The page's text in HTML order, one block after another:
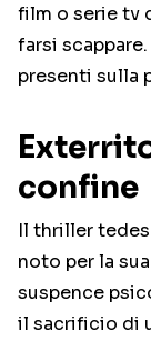
film o serie tv
farsi
presenti sulla
confine
Il thriller
noto per la
suspence
il sacrificio di